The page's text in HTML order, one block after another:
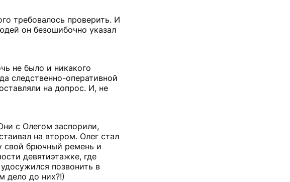
требовалось проверить. И
он безошибочно указал
не было и никакого
следственно-оперативной
на допрос. И, не
с Олегом заспорили,
на втором. Олег стал
свой брючный ремень и
девятиэтажке, где
позвонить в
дело до них?!)